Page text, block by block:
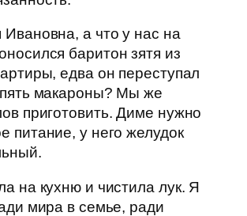
а что у нас на
баритон зятя из
едва он переступал
макароны? Мы же
приготовить. Диме нужно
питание, у него желудок
на кухню и чистила лук. Я
мира в семье, ради